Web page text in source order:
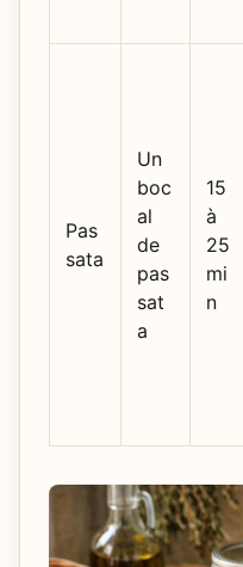
Pas
sata
Un
boc
al
de
pas
sat
a
15
à
25
mi
n